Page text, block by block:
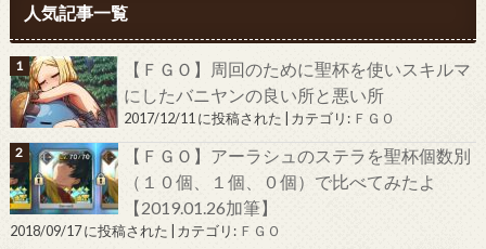
人気記事一覧
【ＦＧＯ】周回のために聖杯を使いスキルマ
にしたバニヤンの良い所と悪い所
2017/12/11 に投稿された カテゴリ: ＦＧＯ
【ＦＧＯ】アーラシュのステラを聖杯個数別
（１０個、１個、０個）で比べてみたよ
【2019.01.26加筆】
2018/09/17 に投稿された カテゴリ: ＦＧＯ